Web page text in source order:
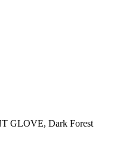
GLOVE, Dark Forest